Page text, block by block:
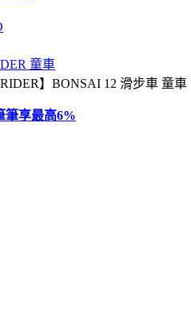
童車
RIDER】BONSAI 12 滑步車 童車
筆享最高6%